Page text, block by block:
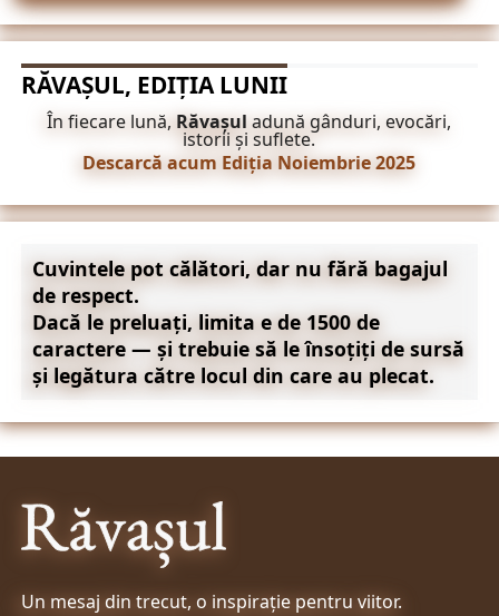
RĂVAȘUL, EDIȚIA LUNII
În fiecare lună, Răvașul adună gânduri, evocări,
istorii și suflete.
Descarcă acum Ediția Noiembrie 2025
Cuvintele pot călători, dar nu fără bagajul
de respect.
Dacă le preluați, limita e de 1500 de
caractere — și trebuie să le însoțiți de sursă
și legătura către locul din care au plecat.
Un mesaj din trecut, o inspirație pentru viitor.